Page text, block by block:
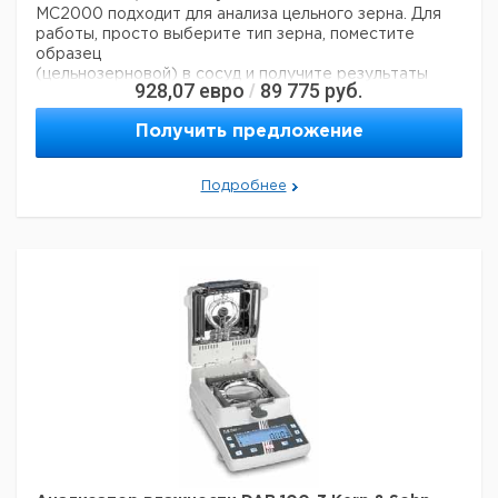
MB23
Инфракрасное
нагревание
(без стекла)
0.2% (10г проба)
MB25
Галогенное
нагревание
0.05% (10г проба) 5
MC2000 подходит для анализа цельного зерна. Для
работы, просто выберите тип зерна, поместите
образец
(цельнозерновой) в сосуд и получите результаты
автоматически.
- Результат известен через 5 секунд, MC2000 создан
для рутинного анализа влажности зерна.
Автоматическая
внешние воздействия температуры, обеспечивая
точность.
измерения содержания влаги в самых разнообразных
Диапазон влажности: от 3 до 45%
Воспроизводимость: 0,2%
Максимальный объем пробы: 220 мл
Диапазон температуры: от 0 до 50 °C
Габариты (Ш x Г x В): 190 x 120 x 200 мм
Электропитание: 4 батареи АА
928,07 евро / 89 775 руб.
Получить предложение
Подробнее